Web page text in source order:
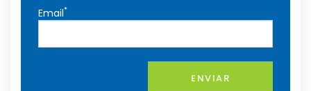
Email*
ENVIAR